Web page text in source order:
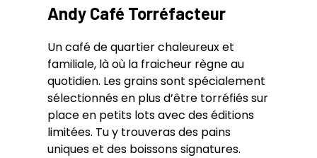
Andy Café Torréfacteur
Un café de quartier chaleureux et
familiale, là où la fraicheur règne au
quotidien. Les grains sont spécialement
sélectionnés en plus d’être torréfiés sur
place en petits lots avec des éditions
limitées. Tu y trouveras des pains
uniques et des boissons signatures.